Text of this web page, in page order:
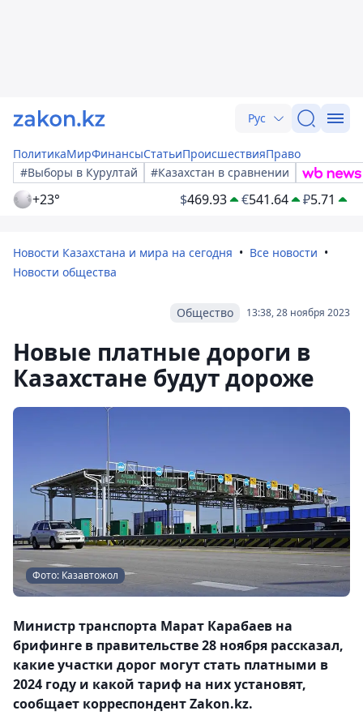
Рус
ПолитикаМирФинансыСтатьиПроисшествияПраво
#Выборы в Курултай
#Казахстан в сравнении
+23° $469.93 €541.64 ₽5.71
Новости Казахстана и мира на сегодня
Все новости
Новости общества
13:38, 28 ноября 2023
Общество
Новые платные дороги в
Казахстане будут дороже
Фото: Казавтожол
Министр транспорта Марат Карабаев на
брифинге в правительстве 28 ноября рассказал,
какие участки дорог могут стать платными в
2024 году и какой тариф на них установят,
сообщает корреспондент Zakon.kz.